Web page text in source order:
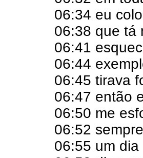
06:34 eu
06:38 que tá
06:41
06:44
06:45 tirava
06:47 então
06:50 me
06:52
06:55 um